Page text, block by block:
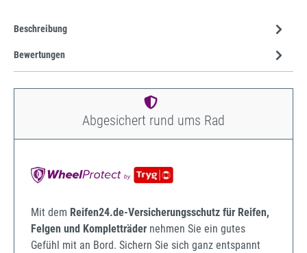
Beschreibung
Bewertungen
Abgesichert rund ums Rad
Mit dem Reifen24.de-Versicherungsschutz für Reifen,
Felgen und Kompletträder nehmen Sie ein gutes
Gefühl mit an Bord. Sichern Sie sich ganz entspannt